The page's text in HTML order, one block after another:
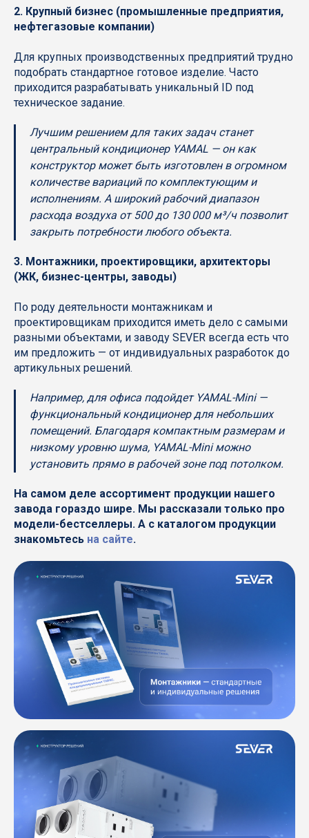
2. Крупный бизнес (промышленные предприятия,
нефтегазовые компании)
Для крупных производственных предприятий трудно
подобрать стандартное готовое изделие. Часто
приходится разрабатывать уникальный ID под
техническое задание.
Лучшим решением для таких задач станет
центральный кондиционер YAMAL — он как
конструктор может быть изготовлен в огромном
количестве вариаций по комплектующим и
исполнениям. А широкий рабочий диапазон
расхода воздуха от 500 до 130 000 м³/ч позволит
закрыть потребности любого объекта.
3. Монтажники, проектировщики, архитекторы
(ЖК, бизнес-центры, заводы)
По роду деятельности монтажникам и
проектировщикам приходится иметь дело с самыми
разными объектами, и заводу SEVER всегда есть что
им предложить — от индивидуальных разработок до
артикульных решений.
Например, для офиса подойдет YAMAL-Mini —
функциональный кондиционер для небольших
помещений. Благодаря компактным размерам и
низкому уровню шума, YAMAL-Mini можно
установить прямо в рабочей зоне под потолком.
На самом деле ассортимент продукции нашего
завода гораздо шире. Мы рассказали только про
модели-бестселлеры. А с каталогом продукции
знакомьтесь на сайте.